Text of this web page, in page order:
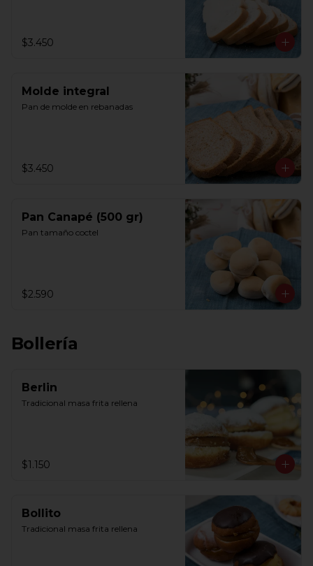
$3.450
Molde integral
Pan de molde en rebanadas
$3.450
Pan Canapé (500 gr)
Pan tamaño coctel
$2.590
Bollería
Berlin
Tradicional masa frita rellena
$1.150
Bollito
Tradicional masa frita rellena